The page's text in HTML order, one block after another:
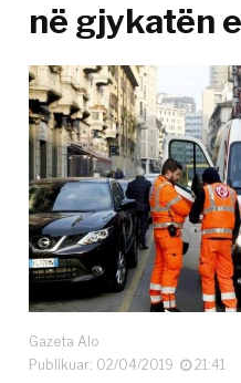
në gjykatën
Gazeta Alo
Publikuar: 02/04/2019
21:41